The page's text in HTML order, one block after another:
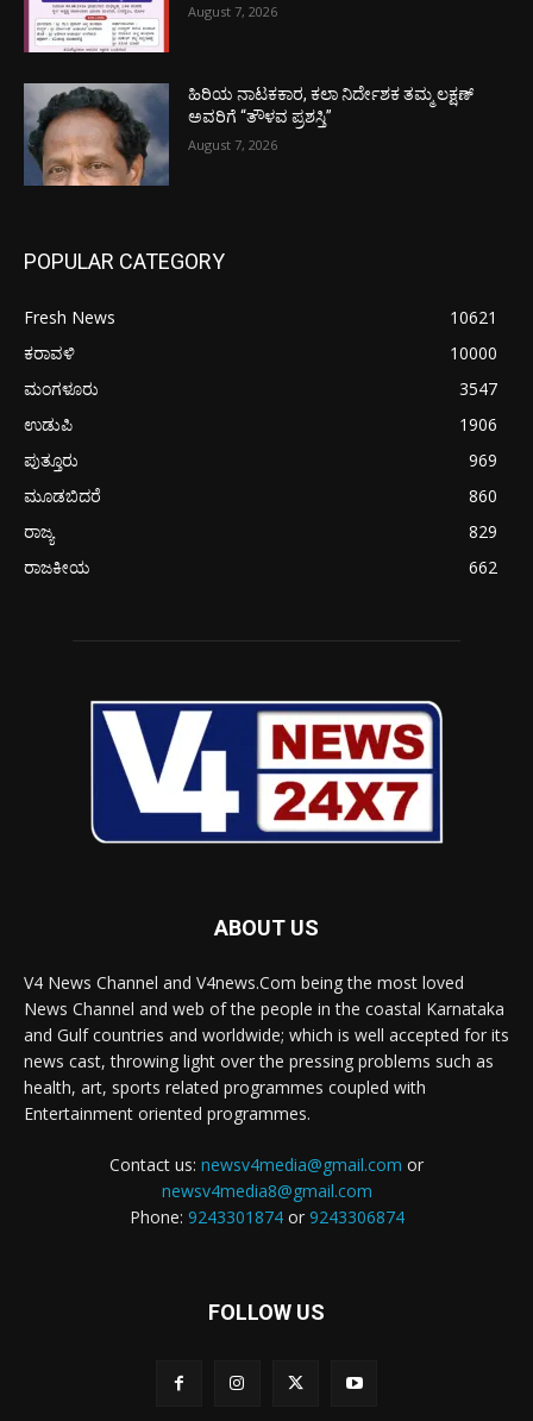
August 7, 2026
ಹಿರಿಯ ನಾಟಕಕಾರ, ಕಲಾ ನಿರ್ದೇಶಕ ತಮ್ಮ ಲಕ್ಷಣ್
ಅವರಿಗೆ “ತೌಳವ ಪ್ರಶಸ್ತಿ”
August 7, 2026
POPULAR CATEGORY
Fresh News
10621
ಕರಾವಳಿ
10000
ಮಂಗಳೂರು
3547
ಉಡುಪಿ
1906
ಪುತ್ತೂರು
969
ಮೂಡಬಿದರೆ
860
ರಾಜ್ಯ
829
ರಾಜಕೀಯ
662
ABOUT US
V4 News Channel and V4news.Com being the most loved
News Channel and web of the people in the coastal Karnataka
and Gulf countries and worldwide; which is well accepted for its
news cast, throwing light over the pressing problems such as
health, art, sports related programmes coupled with
Entertainment oriented programmes.
Contact us: newsv4media@gmail.com or
newsv4media8@gmail.com
Phone: 9243301874or 9243306874
FOLLOW US